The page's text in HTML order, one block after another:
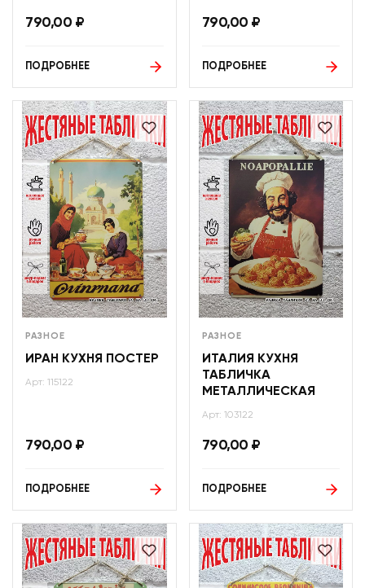
790,00 ₽
ПОДРОБНЕЕ
790,00 ₽
ПОДРОБНЕЕ
РАЗНОЕ
ИРАН КУХНЯ ПОСТЕР
Арт: 115122
790,00 ₽
ПОДРОБНЕЕ
РАЗНОЕ
ИТАЛИЯ КУХНЯ
ТАБЛИЧКА
МЕТАЛЛИЧЕСКАЯ
Арт: 103122
790,00 ₽
ПОДРОБНЕЕ